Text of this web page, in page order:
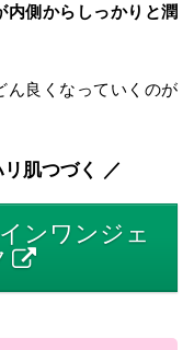
内側からしっかりと潤
ん良くなっていくのが
肌つづく ／
ンワンジェ